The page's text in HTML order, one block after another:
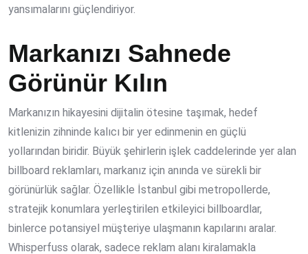
yansımalarını güçlendiriyor.
Markanızı Sahnede
Görünür Kılın
Markanızın hikayesini dijitalin ötesine taşımak, hedef
kitlenizin zihninde kalıcı bir yer edinmenin en güçlü
yollarından biridir. Büyük şehirlerin işlek caddelerinde yer alan
billboard reklamları, markanız için anında ve sürekli bir
görünürlük sağlar. Özellikle İstanbul gibi metropollerde,
stratejik konumlara yerleştirilen etkileyici billboardlar,
binlerce potansiyel müşteriye ulaşmanın kapılarını aralar.
Whisperfuss olarak, sadece reklam alanı kiralamakla